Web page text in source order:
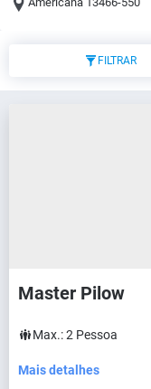
FILTRAR
Master Pilow
Max.:2 Pessoa
Mais detalhes